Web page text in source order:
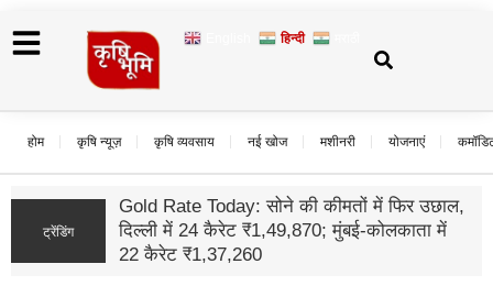
हिन्दी
होम कृषि न्यूज़ कृषि व्यवसाय नई खोज मशीनरी योजनाएं
ट्रेंडिंग